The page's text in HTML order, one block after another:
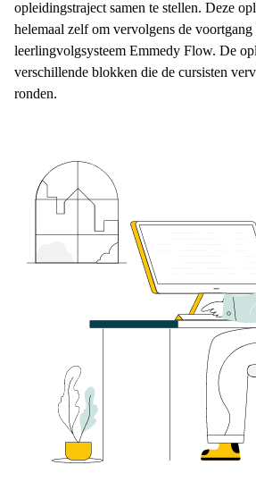
opleidingstraject samen te stellen. Deze
helemaal zelf om vervolgens de
leerlingvolgsysteem Emmedy Flow. De
verschillende blokken die de cursisten
ronden.